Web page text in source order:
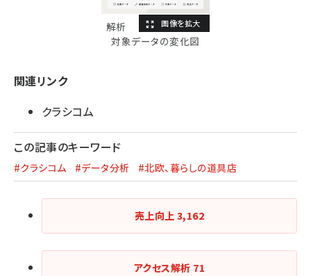
解析
対象データの変化図
関連リンク
クラシコム
この記事のキーワード
#クラシコム #データ分析 #北欧、暮らしの道具店
売上向上 3,162
アクセス解析 71